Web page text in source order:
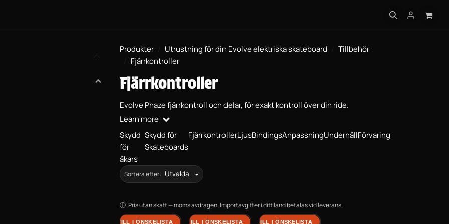
Produkter Utrustning för din Evolve elektriska skateboard
Tillbehör
Fjärrkontroller
Fjärrkontroller
Evolve Phaze fjärrkontroll och delar, för exakt kontroll över din ride.
Learn more
Skydd
för
åkars
Skydd för
Skateboards
FjärrkontrollerLjusBindingsAnpassningUnderhållFörvaring
Sortera efter: Utvalda
Pris utan skatt — moms avdragen. Importavgifter i ditt land betalas vid leverans.
LÄGG TILL I ÖNSKELISTALÄGG TILL I ÖNSKELISTALÄGG TILL I ÖNSKELISTA